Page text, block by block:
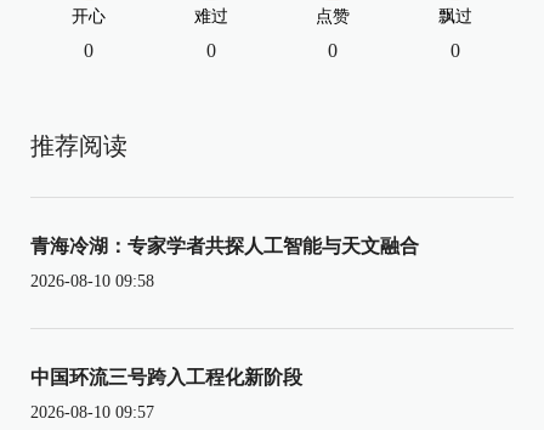
开心
0
难过
0
点赞
0
飘过
0
推荐阅读
青海冷湖：专家学者共探人工智能与天文融合
2026-08-10 09:58
中国环流三号跨入工程化新阶段
2026-08-10 09:57